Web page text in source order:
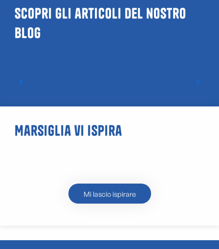
Scopri gli articoli del nostro
blog
Marsiglia vi ispira
Mi lascio ispirare